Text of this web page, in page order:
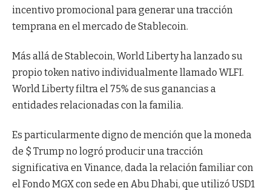
incentivo promocional para generar una tracción
temprana en el mercado de Stablecoin.
Más allá de Stablecoin, World Liberty ha lanzado su
propio token nativo individualmente llamado WLFI.
World Liberty filtra el 75% de sus ganancias a
entidades relacionadas con la familia.
Es particularmente digno de mención que la moneda
de $ Trump no logró producir una tracción
significativa en Vinance, dada la relación familiar con
el Fondo MGX con sede en Abu Dhabi, que utilizó USD1